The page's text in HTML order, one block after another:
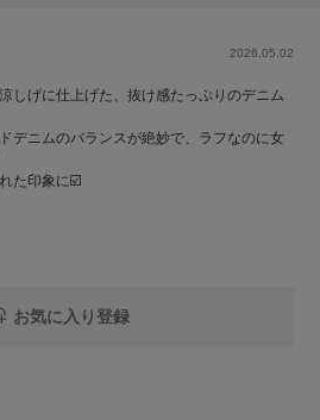
2026.05.02
しげに仕上げた、抜け感たっぷりのデニム
デニムのバランスが絶妙で、ラフなのに女
た印象に☑️
お気に入り登録